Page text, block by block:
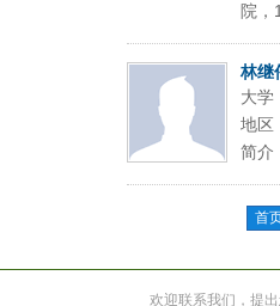
院，
林继
大学
地区
简介
首
欢迎联系我们，提